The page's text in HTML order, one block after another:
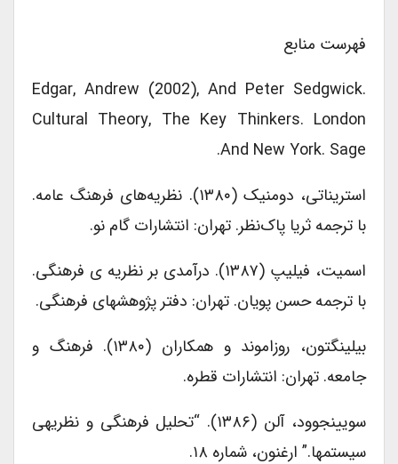
فهرست منابع
Edgar, Andrew (2002), And Peter Sedgwick.
Cultural Theory, The Key Thinkers. London
And New York. Sage.
استریناتی، دومنیک (۱۳۸۰). نظریه‌های فرهنگ عامه.
با ترجمه ثریا پاک‌نظر. تهران: انتشارات گام نو.
اسمیت، فیلیپ (۱۳۸۷). درآمدی بر نظریه ی فرهنگی.
با ترجمه حسن پویان. تهران: دفتر پژوهشهای فرهنگی.
بیلینگتون، روزاموند و همکاران (۱۳۸۰). فرهنگ و
جامعه. تهران: انتشارات قطره.
سویینجوود، آلن (۱۳۸۶). “تحلیل فرهنگی و نظریهی
سیستمها.” ارغنون، شماره ۱۸.